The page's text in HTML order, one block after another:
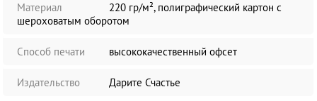
Материал
220 гр/м², полиграфический картон с
шероховатым оборотом
Способ печати высококачественный офсет
Издательство Дарите Счастье